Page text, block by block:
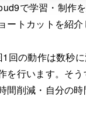
で学習・制作
ートカットを紹介
1回の動作は数秒
を行います。そ
間削減・自分の時